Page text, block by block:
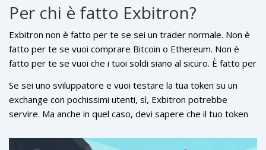
caso isolato. È un modello. Eppure, qualcuno ancora ci prova.
Ma è come comprare un’auto con i freni rotti perché è l’unica
che ha il colore che ti piace.
Per chi è fatto Exbitron?
Exbitron non è fatto per te se sei un trader normale. Non è
fatto per te se vuoi comprare Bitcoin o Ethereum. Non è
fatto per te se vuoi che i tuoi soldi siano al sicuro. È fatto per
oscuro che vuole listarlo da qualche parte, anche se nessuno
lo compra. È fatto per chi è disposto a rischiare 500 dollari
per un progetto che probabilmente non avrà mai un mercato
Se sei uno sviluppatore e vuoi testare la tua token su un
exchange con pochissimi utenti, sì, Exbitron potrebbe
servire. Ma anche in quel caso, devi sapere che il tuo token
se qualcuno lo compra, probabilmente non potrà prelevarlo.